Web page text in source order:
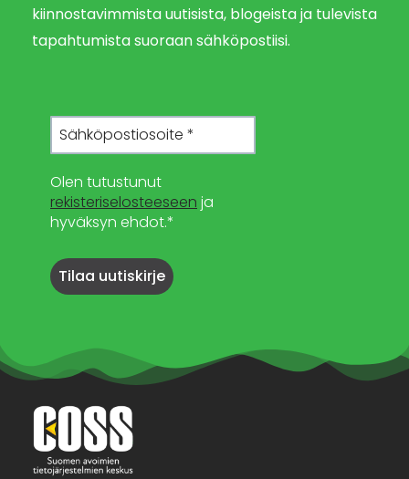
kiinnostavimmista uutisista, blogeista ja tulevista
tapahtumista suoraan sähköpostiisi.
Olen tutustunut
rekisteriselosteeseen ja
hyväksyn ehdot.*